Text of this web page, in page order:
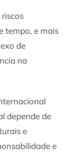
tempo, e mais
de
na
depende de
e
e